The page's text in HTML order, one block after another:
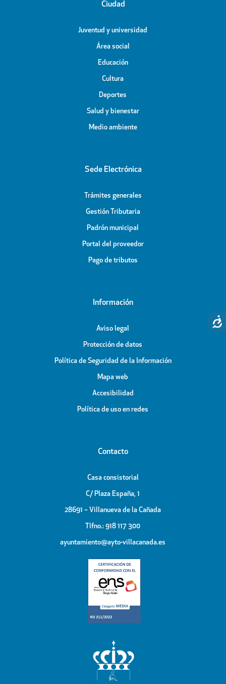
Ciudad
Juventud y universidad
Área social
Educación
Cultura
Deportes
Salud y bienestar
Medio ambiente
Sede Electrónica
Trámites generales
Gestión Tributaria
Padrón municipal
Portal del proveedor
Pago de tributos
Información
Aviso legal
Protección de datos
Política de Seguridad de la Información
Mapa web
Accesibilidad
Política de uso en redes
Contacto
Casa consistorial
C/ Plaza España, 1
28691 – Villanueva de la Cañada
Tlfno.: 918 117 300
ayuntamiento@ayto-villacanada.es